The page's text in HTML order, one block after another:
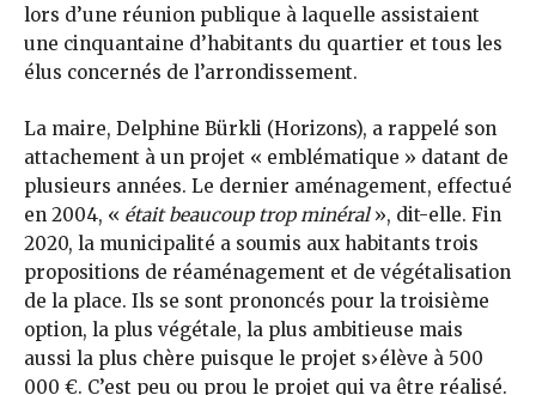
lors d’une réunion publique à laquelle assistaient
une cinquantaine d’habitants du quartier et tous les
élus concernés de l’arrondissement.
La maire, Delphine Bürkli (Horizons), a rappelé son
attachement à un projet « emblématique » datant de
plusieurs années. Le dernier aménagement, effectué
en 2004, « était beaucoup trop minéral», dit-elle. Fin
2020, la municipalité a soumis aux habitants trois
propositions de réaménagement et de végétalisation
de la place. Ils se sont prononcés pour la troisième
option, la plus végétale, la plus ambitieuse mais
aussi la plus chère puisque le projet s›élève à 500
000 €. C’est peu ou prou le projet qui va être réalisé.